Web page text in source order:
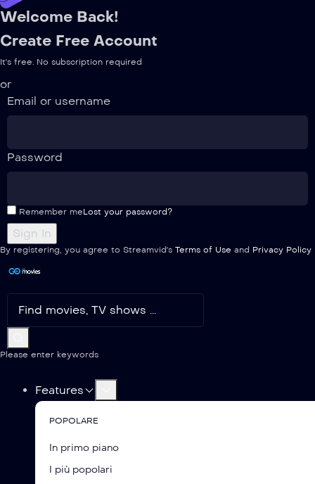
Welcome Back!
Create Free Account
It's free. No subscription required
or
Email or username
Password
Remember meLost your password?
By registering, you agree to Streamvid's Terms of Use and Privacy Policy
Please enter keywords
Features
POPOLARE
In primo piano
I più popolari